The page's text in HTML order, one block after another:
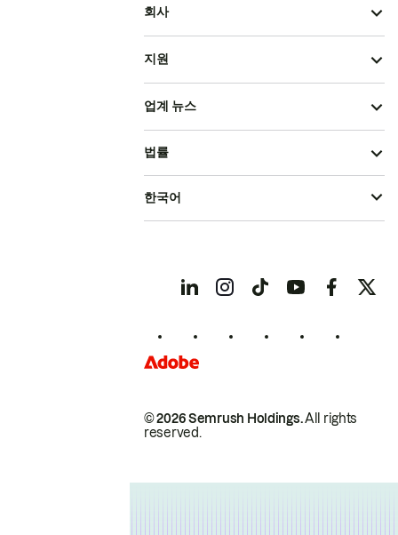
회사
지원
업계 뉴스
© 2026 Semrush Holdings.All rights
reserved.
법률
한국어